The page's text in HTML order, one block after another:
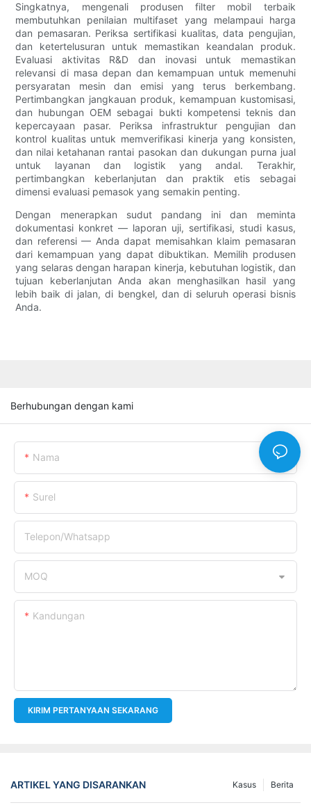
Singkatnya, mengenali produsen filter mobil terbaik
membutuhkan penilaian multifaset yang melampaui harga
dan pemasaran. Periksa sertifikasi kualitas, data pengujian,
dan ketertelusuran untuk memastikan keandalan produk.
Evaluasi aktivitas R&D dan inovasi untuk memastikan
relevansi di masa depan dan kemampuan untuk memenuhi
persyaratan mesin dan emisi yang terus berkembang.
Pertimbangkan jangkauan produk, kemampuan kustomisasi,
dan hubungan OEM sebagai bukti kompetensi teknis dan
kepercayaan pasar. Periksa infrastruktur pengujian dan
kontrol kualitas untuk memverifikasi kinerja yang konsisten,
dan nilai ketahanan rantai pasokan dan dukungan purna jual
untuk layanan dan logistik yang andal. Terakhir,
pertimbangkan keberlanjutan dan praktik etis sebagai
dimensi evaluasi pemasok yang semakin penting.
Dengan menerapkan sudut pandang ini dan meminta
dokumentasi konkret — laporan uji, sertifikasi, studi kasus,
dan referensi — Anda dapat memisahkan klaim pemasaran
dari kemampuan yang dapat dibuktikan. Memilih produsen
yang selaras dengan harapan kinerja, kebutuhan logistik, dan
tujuan keberlanjutan Anda akan menghasilkan hasil yang
lebih baik di jalan, di bengkel, dan di seluruh operasi bisnis
Anda.
Berhubungan dengan kami
Nama
Surel
Telepon/whatsapp
MOQ
Kandungan
KIRIM PERTANYAAN SEKARANG
ARTIKEL YANG DISARANKAN Berita
Kasus